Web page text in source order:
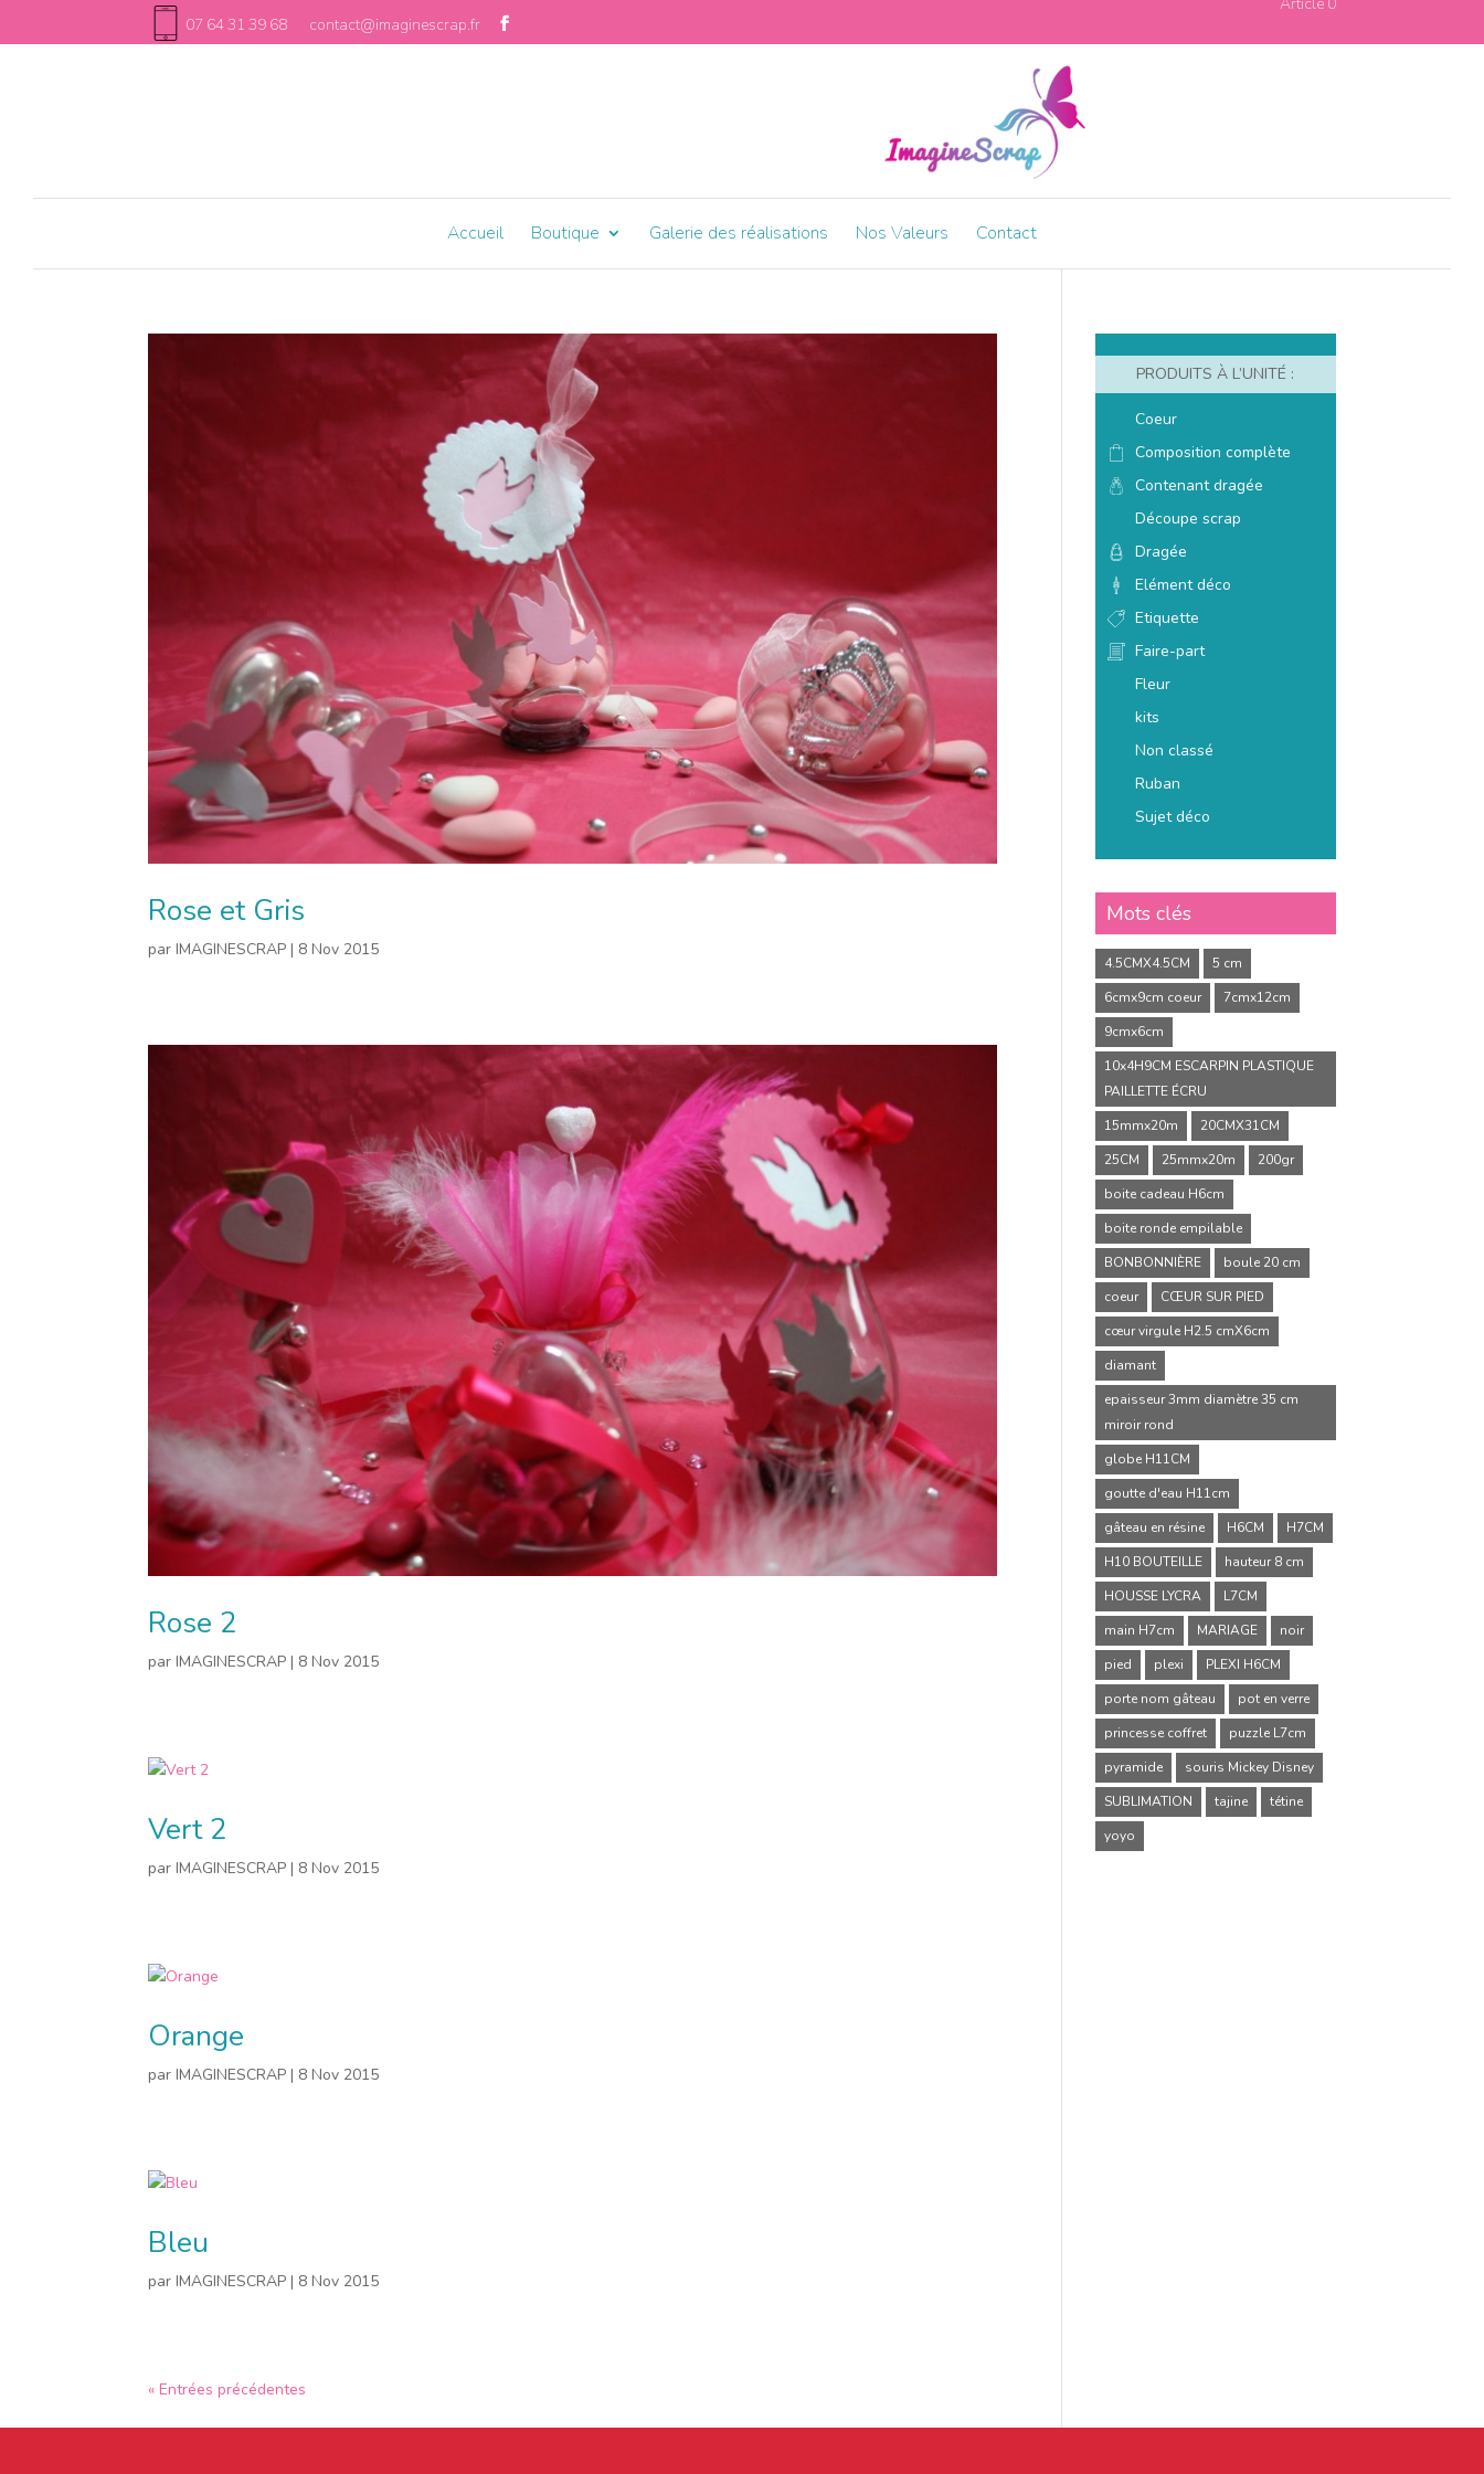
07 64 31 39 68 contact@imaginescrap.fr
Accueil Boutique Galerie des réalisations Nos Valeurs Contact
Rose et Gris
parIMAGINESCRAP | 8 Nov 2015
Rose 2
parIMAGINESCRAP | 8 Nov 2015
Vert 2
parIMAGINESCRAP | 8 Nov 2015
Orange
parIMAGINESCRAP | 8 Nov 2015
Bleu
parIMAGINESCRAP | 8 Nov 2015
« Entrées précédentes
PRODUITS À L’UNITÉ :
Coeur
Composition complète
Contenant dragée
Découpe scrap
Dragée
Elément déco
Etiquette
Faire-part
Fleur
kits
Non classé
Ruban
Sujet déco
Mots clés
4.5CMX4.5CM
5 cm
6cmx9cm coeur
7cmx12cm
9cmx6cm
10x4H9CM ESCARPIN PLASTIQUE
PAILLETTE ÉCRU
15mmx20m
20CMX31CM
25CM
25mmx20m
200gr
boite cadeau H6cm
boite ronde empilable
BONBONNIÈRE
boule 20 cm
coeur
CŒUR SUR PIED
cœur virgule H2.5 cmX6cm
diamant
epaisseur 3mm diamètre 35 cm
miroir rond
globe H11CM
goutte d'eau H11cm
gâteau en résine
H6CM
H7CM
H10 BOUTEILLE
hauteur 8 cm
HOUSSE LYCRA
L7CM
main H7cm
MARIAGE
noir
pied
plexi
PLEXI H6CM
porte nom gâteau
pot en verre
princesse coffret
puzzle L7cm
pyramide
souris Mickey Disney
SUBLIMATION
tajine
tétine
yoyo